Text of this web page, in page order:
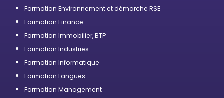
Formation Environnement et démarche RSE
Formation Finance
Formation Immobilier, BTP
Formation Industries
Formation Informatique
Formation Langues
Formation Management